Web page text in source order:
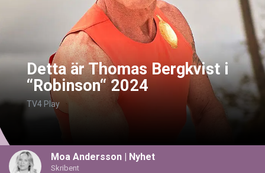
Detta är Thomas Bergkvist i
“Robinson“ 2024
TV4 Play
Moa Andersson | Nyhet
Skribent